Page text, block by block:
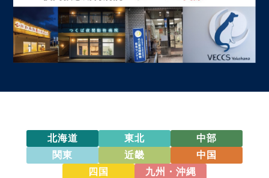
北海道 東北
中部
関東
近畿
中国
四国
九州・沖縄